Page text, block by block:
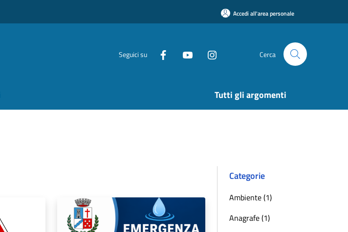
Accedi all'area personale
Seguici su Cerca
Tutti gli argomenti
Categorie
Ambiente (1)
Anagrafe (1)